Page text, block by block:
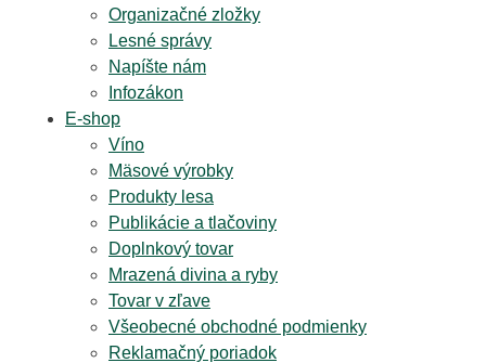
Organizačné zložky
Lesné správy
Napíšte nám
Infozákon
E-shop
Víno
Mäsové výrobky
Produkty lesa
Publikácie a tlačoviny
Doplnkový tovar
Mrazená divina a ryby
Tovar v zľave
Všeobecné obchodné podmienky
Reklamačný poriadok